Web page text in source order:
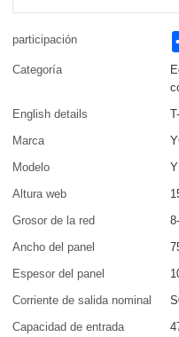
participación
Categoría
English details
Marca
Modelo
Altura web
Grosor de la red
Ancho del panel
Espesor del panel
Corriente de salida nominal
Capacidad de entrada